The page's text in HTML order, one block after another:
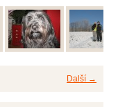
Další →